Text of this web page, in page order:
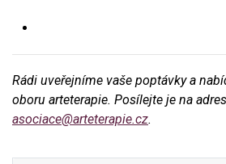
Rádi uveřejníme vaše poptávky a
oboru arteterapie. Posílejte je na
asociace@arteterapie.cz.